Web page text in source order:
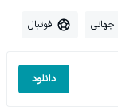
جهانی فوتبال
دانلود